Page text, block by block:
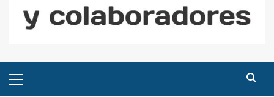
principal